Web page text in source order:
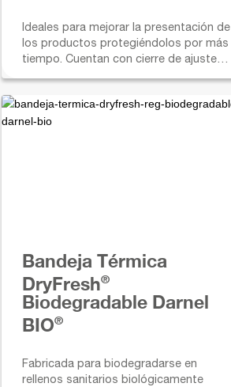
Ideales para mejorar la presentación de
los productos protegiéndolos por más
tiempo. Cuentan con cierre de ajuste
Bandeja Térmica
DryFresh®
Biodegradable Darnel
BIO®
Fabricada para biodegradarse en
rellenos sanitarios biológicamente